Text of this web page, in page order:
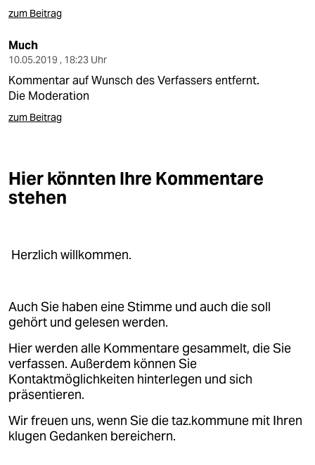
abo
genossenschaft
epaper login
zum Beitrag
Much
10.05.2019 , 18:23 Uhr
Kommentar auf Wunsch des Verfassers entfernt.
Die Moderation
zum Beitrag
Hier könnten Ihre Kommentare
stehen
Herzlich willkommen.
Auch Sie haben eine Stimme und auch die soll
gehört und gelesen werden.
Hier werden alle Kommentare gesammelt, die Sie
verfassen. Außerdem können Sie
Kontaktmöglichkeiten hinterlegen und sich
präsentieren.
Wir freuen uns, wenn Sie die taz.kommune mit Ihren
klugen Gedanken bereichern.